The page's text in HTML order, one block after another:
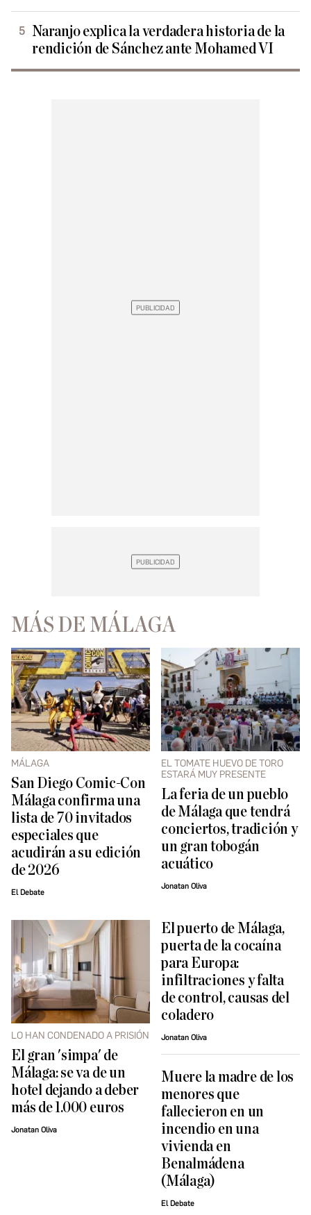
Naranjo explica la verdadera historia de la
rendición de Sánchez ante Mohamed VI
MÁS DE MÁLAGA
MÁLAGA
San Diego Comic-Con
Málaga confirma una
lista de 70 invitados
especiales que
acudirán a su edición
de 2026
El Debate
EL TOMATE HUEVO DE TORO
ESTARÁ MUY PRESENTE
La feria de un pueblo
de Málaga que tendrá
conciertos, tradición y
un gran tobogán
acuático
Jonatan Oliva
LO HAN CONDENADO A PRISIÓN
El gran 'simpa' de
Málaga: se va de un
hotel dejando a deber
más de 1.000 euros
Jonatan Oliva
El puerto de Málaga,
puerta de la cocaína
para Europa:
infiltraciones y falta
de control, causas del
coladero
Jonatan Oliva
Muere la madre de los
menores que
fallecieron en un
incendio en una
vivienda en
Benalmádena
(Málaga)
El Debate